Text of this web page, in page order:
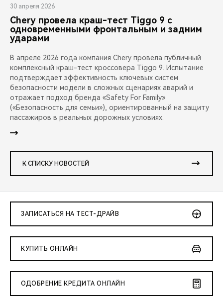
30 апреля 2026
Chery провела краш-тест Tiggo 9 с
одновременными фронтальным и задним
ударами
В апреле 2026 года компания Chery провела публичный
комплексный краш-тест кроссовера Tiggo 9. Испытание
подтверждает эффективность ключевых систем
безопасности модели в сложных сценариях аварий и
отражает подход бренда «Safety For Family»
(«Безопасность для семьи»), ориентированный на защиту
пассажиров в реальных дорожных условиях.
К СПИСКУ НОВОСТЕЙ
ЗАПИСАТЬСЯ НА ТЕСТ-ДРАЙВ
КУПИТЬ ОНЛАЙН
ОДОБРЕНИЕ КРЕДИТА ОНЛАЙН